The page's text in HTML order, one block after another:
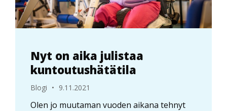
Nyt on aika julistaa
kuntoutushätätila
Blogi • 9.11.2021
Olen jo muutaman vuoden aikana tehnyt